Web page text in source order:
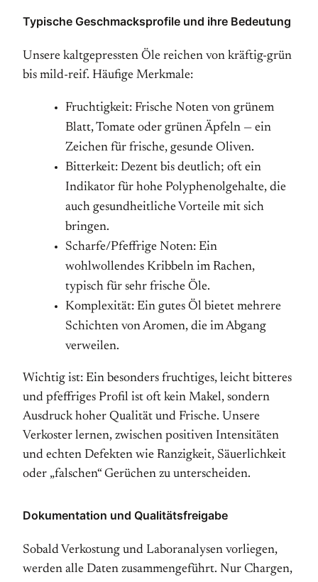
Typische Geschmacksprofile und ihre Bedeutung
Unsere kaltgepressten Öle reichen von kräftig-grün
bis mild-reif. Häufige Merkmale:
Fruchtigkeit: Frische Noten von grünem
Blatt, Tomate oder grünen Äpfeln — ein
Zeichen für frische, gesunde Oliven.
Bitterkeit: Dezent bis deutlich; oft ein
Indikator für hohe Polyphenolgehalte, die
auch gesundheitliche Vorteile mit sich
bringen.
Scharfe/Pfeffrige Noten: Ein
wohlwollendes Kribbeln im Rachen,
typisch für sehr frische Öle.
Komplexität: Ein gutes Öl bietet mehrere
Schichten von Aromen, die im Abgang
verweilen.
Wichtig ist: Ein besonders fruchtiges, leicht bitteres
und pfeffriges Profil ist oft kein Makel, sondern
Ausdruck hoher Qualität und Frische. Unsere
Verkoster lernen, zwischen positiven Intensitäten
und echten Defekten wie Ranzigkeit, Säuerlichkeit
oder „falschen“ Gerüchen zu unterscheiden.
Dokumentation und Qualitätsfreigabe
Sobald Verkostung und Laboranalysen vorliegen,
werden alle Daten zusammengeführt. Nur Chargen,